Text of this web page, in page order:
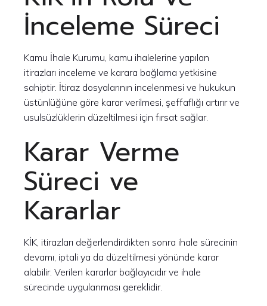
İnceleme Süreci
Kamu İhale Kurumu, kamu ihalelerine yapılan
itirazları inceleme ve karara bağlama yetkisine
sahiptir. İtiraz dosyalarının incelenmesi ve hukukun
üstünlüğüne göre karar verilmesi, şeffaflığı artırır ve
usulsüzlüklerin düzeltilmesi için fırsat sağlar.
Karar Verme
Süreci ve
Kararlar
KİK, itirazları değerlendirdikten sonra ihale sürecinin
devamı, iptali ya da düzeltilmesi yönünde karar
alabilir. Verilen kararlar bağlayıcıdır ve ihale
sürecinde uygulanması gereklidir.